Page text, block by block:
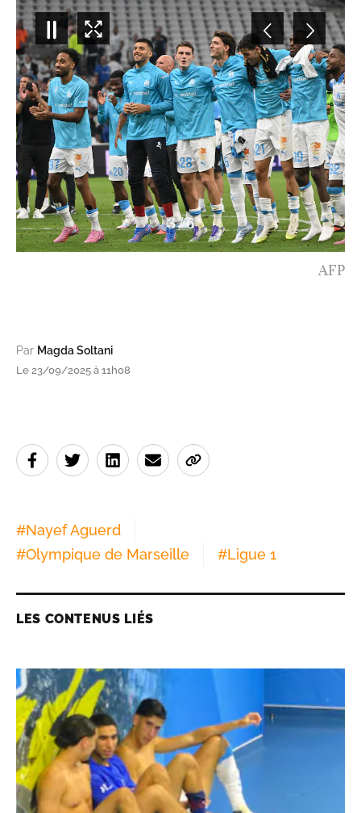
4/6
Nayef Aguerd. AFP
Par Magda Soltani
Le 23/09/2025 à 11h08
#Nayef Aguerd
#Olympique de Marseille #Ligue 1
LES CONTENUS LIÉS